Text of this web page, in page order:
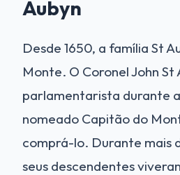
Aubyn
Desde 1650, a família St
Monte. O Coronel John St
parlamentarista durante
nomeado Capitão do
comprá-lo. Durante mais
seus descendentes